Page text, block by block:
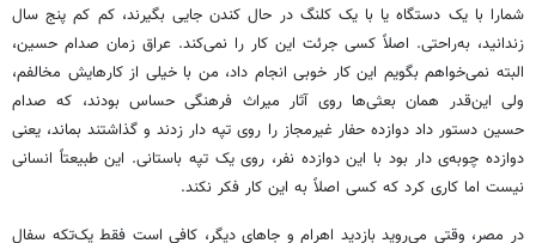
شمارا با یک دستگاه یا با یک کلنگ در حال کندن جایی بگیرند، کم‌ کم پنج سال
زندانید، به‌راحتی. اصلاً کسی جرئت این کار را نمی‌کند. عراق زمان صدام حسین،
البته نمی‌خواهم بگویم این کار خوبی انجام داد، من با خیلی از کارهایش مخالفم،
ولی این‌قدر همان بعثی‌ها روی آثار میراث فرهنگی‌ حساس بودند، که صدام
حسین دستور داد دوازده حفار غیرمجاز را روی تپه دار زدند و گذاشتند بماند، یعنی
دوازده چوبه‌ی دار بود با این دوازده نفر، روی یک تپه باستانی. این طبیعتاً انسانی
نیست اما کاری کرد که کسی اصلاً به این کار فکر نکند.
در مصر، وقتی می‌روید بازدید اهرام و جاهای دیگر، کافی است فقط یک‌تکه سفال